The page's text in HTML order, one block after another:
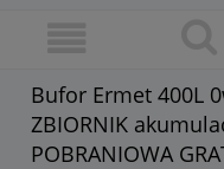
Bufor Ermet 400L
ZBIORNIK
POBRANIOWA